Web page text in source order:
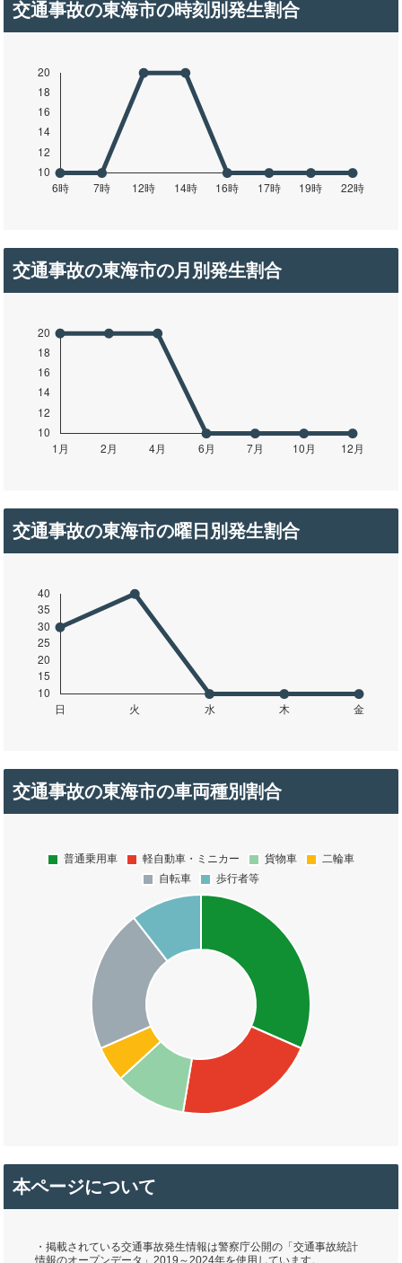
交通事故の東海市の時刻別発生割合
交通事故の東海市の月別発生割合
交通事故の東海市の曜日別発生割合
交通事故の東海市の車両種別割合
本ページについて
・掲載されている交通事故発生情報は警察庁公開の「交通事故統計
情報のオープンデータ」2019～2024年を使用しています。